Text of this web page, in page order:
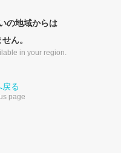
の地域からは
ん。
in your region.
戻る
page